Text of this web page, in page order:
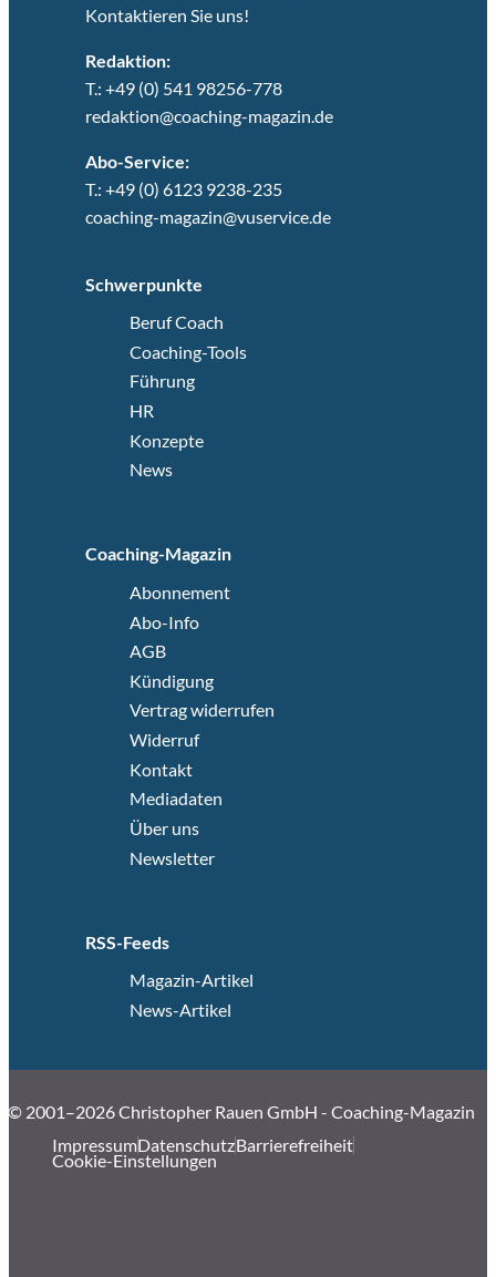
Kontaktieren Sie uns!
Redaktion:
T.: +49 (0) 541 98256-778
redaktion@coaching-magazin.de
Abo-Service:
T.: +49 (0) 6123 9238-235
coaching-magazin@vuservice.de
Schwerpunkte
Beruf Coach
Coaching-Tools
Führung
HR
Konzepte
News
Coaching-Magazin
Abonnement
Abo-Info
AGB
Kündigung
Vertrag widerrufen
Widerruf
Kontakt
Mediadaten
Über uns
Newsletter
RSS-Feeds
Magazin-Artikel
News-Artikel
© 2001–2026 Christopher Rauen GmbH - Coaching-Magazin
ImpressumDatenschutzBarrierefreiheit
Cookie-Einstellungen